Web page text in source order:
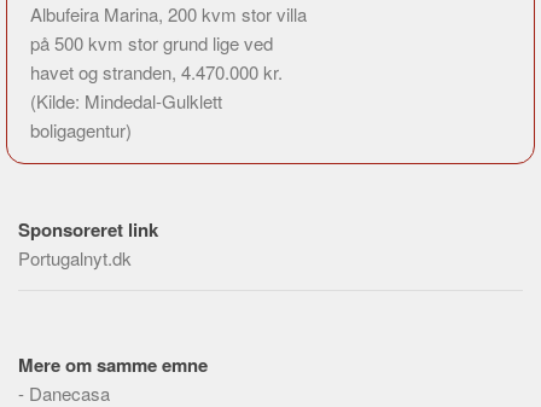
Albufeira Marina, 200 kvm stor villa
på 500 kvm stor grund lige ved
havet og stranden, 4.470.000 kr.
(Kilde: Mindedal-Gulklett
boligagentur)
Sponsoreret link
Portugalnyt.dk
Mere om samme emne
- Danecasa